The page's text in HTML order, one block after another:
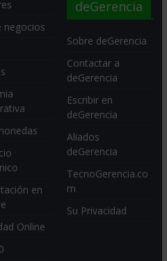
negocios
en
Online
deGerencia
Sobre deGerencia
Contactar a
deGerencia
Escribir en
deGerencia
Aliados
deGerencia
TecnoGerencia.co
m
Su Privacidad